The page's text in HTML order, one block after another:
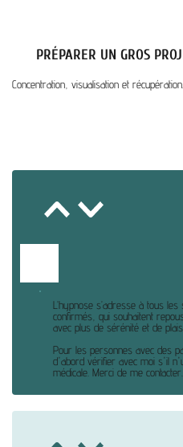
PRÉPARER UN GROS
Concentration, visualisation et récupération.
L’hypnose s’adresse à tous
confirmés, qui souhaitent
avec plus de sérénité et de
Pour les personnes avec des
d'abord vérifier avec moi s'il
médicale. Merci de me contacter.